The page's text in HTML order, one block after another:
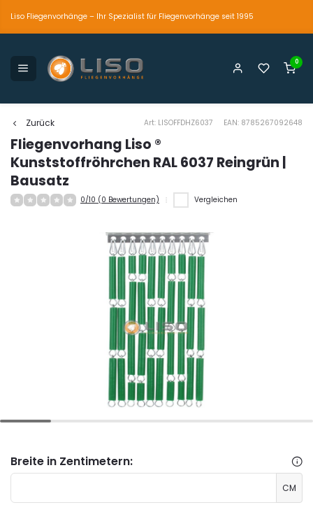
Liso Fliegenvorhänge – Ihr Spezialist für Fliegenvorhänge seit 1995
0
Zurück Art: LISOFFDHZ6037 EAN: 8785267092648
Fliegenvorhang Liso ®
Kunststoffröhrchen RAL 6037 Reingrün |
Bausatz
0/10 (0 Bewertungen) Vergleichen
Breite in Zentimetern:
CM